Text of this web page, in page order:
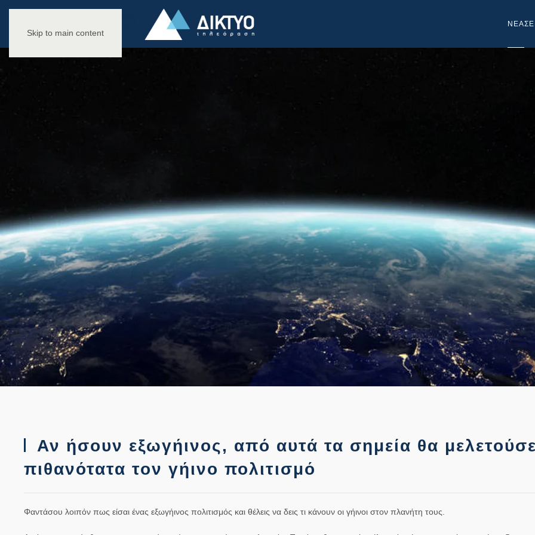
Skip to main content
NEA
Αν ήσουν εξωγήινος, από αυτά τα σημεία θα
πιθανότατα τον γήινο πολιτισμό
Φαντάσου λοιπόν πως είσαι ένας εξωγήινος πολιτισμός και θέλεις να δεις τι κάνουν οι γήινοι στον πλανήτη τους.